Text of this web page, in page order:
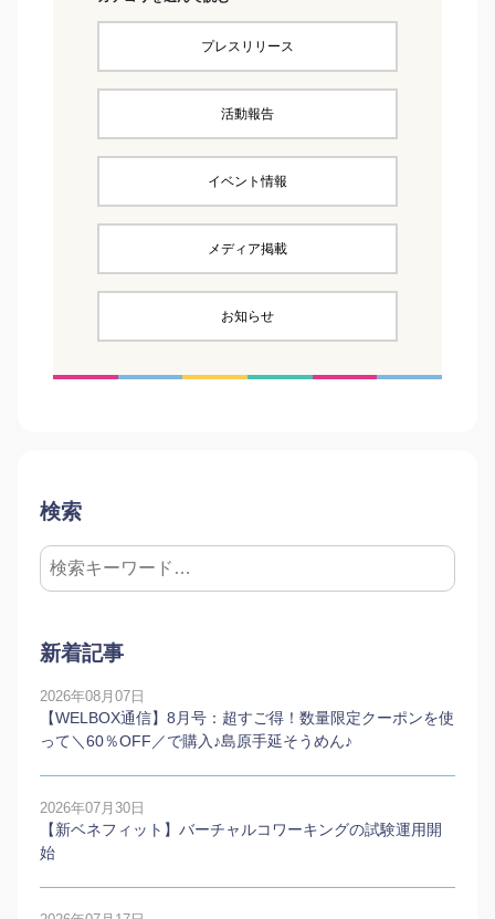
プレスリリース
活動報告
イベント情報
メディア掲載
お知らせ
検索
新着記事
2026年08月07日
【WELBOX通信】8月号：超すご得！数量限定クーポンを使
って＼60％OFF／で購入♪島原手延そうめん♪
2026年07月30日
【新ベネフィット】バーチャルコワーキングの試験運用開
始